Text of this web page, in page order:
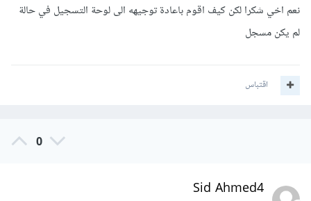
نعم اخي شكرا لكن كيف اقوم باعادة توجيهه الى لوحة التسجيل في حالة
لم يكن مسجل
اقتباس
0
Sid Ahmed4